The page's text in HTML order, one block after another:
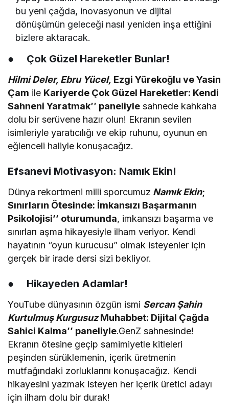
bu yeni çağda, inovasyonun ve dijital
dönüşümün geleceği nasıl yeniden inşa ettiğini
bizlere aktaracak.
● Çok Güzel Hareketler Bunlar!
Hilmi Deler, Ebru Yücel, Ezgi Yürekoğlu ve Yasin
Çam ile Kariyerde Çok Güzel Hareketler: Kendi
Sahneni Yaratmak’’ paneliyle sahnede kahkaha
dolu bir serüvene hazır olun! Ekranın sevilen
isimleriyle yaratıcılığı ve ekip ruhunu, oyunun en
eğlenceli haliyle konuşacağız.
Efsanevi Motivasyon: Namık Ekin!
Dünya rekortmeni milli sporcumuz Namık Ekin;
Sınırların Ötesinde: İmkansızı Başarmanın
Psikolojisi’’ oturumunda, imkansızı başarma ve
sınırları aşma hikayesiyle ilham veriyor. Kendi
hayatının “oyun kurucusu” olmak isteyenler için
gerçek bir irade dersi sizi bekliyor.
● Hikayeden Adamlar!
YouTube dünyasının özgün ismi Sercan Şahin
KurtulmuşKurgusuzMuhabbet: Dijital Çağda
Sahici Kalma’’ paneliyle.GenZ sahnesinde!
Ekranın ötesine geçip samimiyetle kitleleri
peşinden sürüklemenin, içerik üretmenin
mutfağındaki zorluklarını konuşacağız. Kendi
hikayesini yazmak isteyen her içerik üretici adayı
için ilham dolu bir durak!